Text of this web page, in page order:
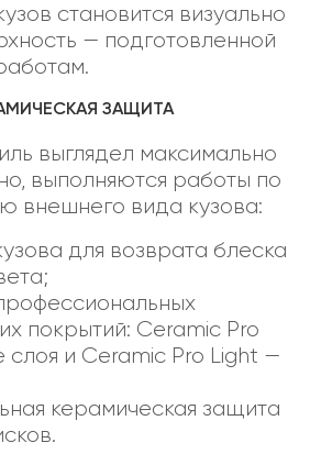
становится визуально
— подготовленной
ЗАЩИТА
выглядел максимально
выполняются работы по
внешнего вида кузова:
для возврата блеска
покрытий: Ceramic Pro
слоя и Ceramic Pro Light —
керамическая защита